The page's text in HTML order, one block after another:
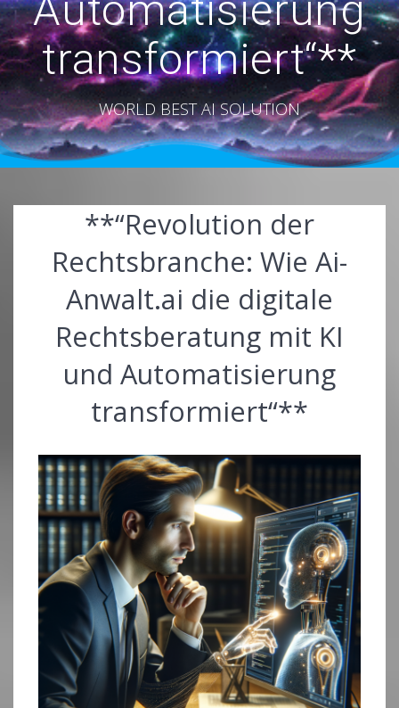
transformiert“**
WORLD BEST AI SOLUTION
**“Revolution der
Rechtsbranche: Wie Ai-
Anwalt.ai die digitale
Rechtsberatung mit KI
und Automatisierung
transformiert“**